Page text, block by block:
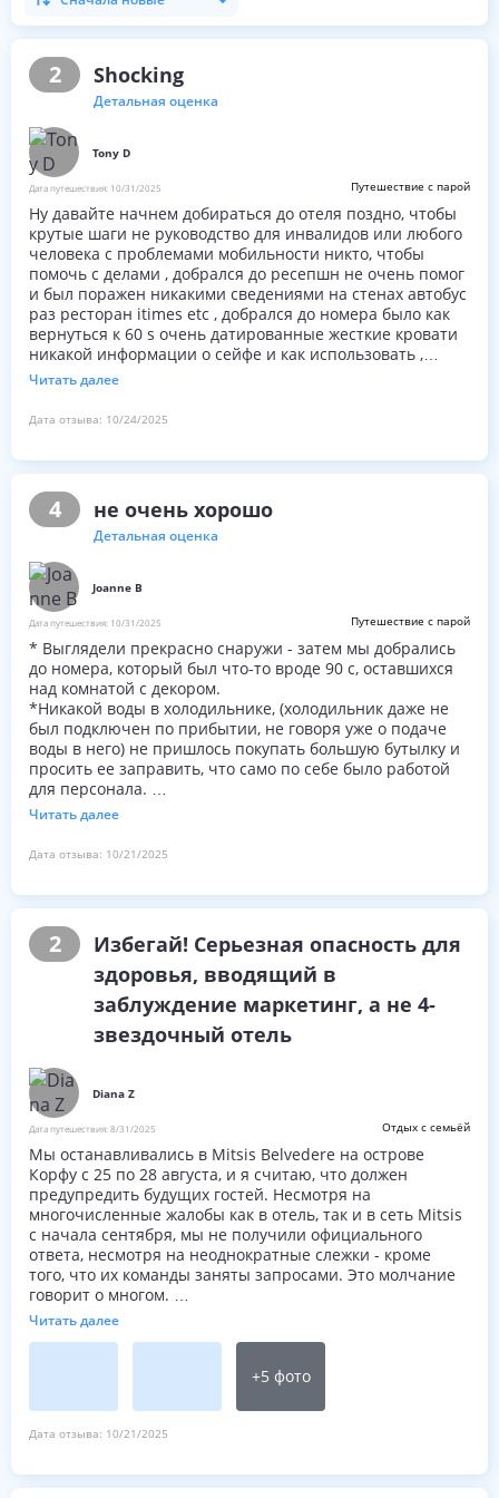
2 Shocking
Детальная оценка
Tony D
Дата путешествия: 10/31/2025 Путешествие с парой
Ну давайте начнем добираться до отеля поздно, чтобы
крутые шаги не руководство для инвалидов или любого
человека с проблемами мобильности никто, чтобы
помочь с делами , добрался до ресепшн не очень помог
и был поражен никакими сведениями на стенах автобус
раз ресторан itimes etc , добрался до номера было как
вернуться к 60 s очень датированные жесткие кровати
никакой информации о сейфе и как использовать ,
холодильник пустой нет воды там или любой желанной
информации для нас ,
Ресторан очень бедная та же еда каждый день
вы будете любить его там нагрузки о и не оставит вас в
покое ,
За последние 2 дня нет кофе в ресторане за завтраком
Думал попробовать коктейли
Попросили клубничный дачри не делайте этого
Pina colada не делайте этого , mojito не делайте то, что
общая потеря времени идет all inclusive ,
Также сказал, что закуски через день все, что мы
получили, это печенье , все, что я говорю не 3 звезды 2
на толчке , оставьте в покое не стоит денег
действительно разочарован
Не вернется, так что выбор за вами.
Читать далее
Дата отзыва: 10/24/2025
4 не очень хорошо
Детальная оценка
Joanne B
Дата путешествия: 10/31/2025 Путешествие с парой
* Выглядели прекрасно снаружи - затем мы добрались
до номера, который был что-то вроде 90 с, оставшихся
над комнатой с декором.
*Никакой воды в холодильнике, (холодильник даже не
был подключен по прибытии, не говоря уже о подаче
воды в него) не пришлось покупать большую бутылку и
просить ее заправить, что само по себе было работой
для персонала.
* Расположение было очень укромным, но был автобус в
город Корфу, который был довольно доступен в обе
стороны.
горячая еда, она была холодной, то, что было включено
во время обеда также было включено во время чая, это
не было хорошим каким-либо образом.
* Не понравился общий балкон с комнатой по
соседству.
*В меню нет известных/популярных коктейлей.
* Инструкций по использованию сейфа нет.
*Нет гостевого справочника в номере или на ресепшн
об отеле или близлежащих местах для посещения.
*Никаких дополнительных подушек нет
дополнительных одеял - довольно прохладно ночью и
поэтому пришлось использовать пляжное полотенце в
качестве дополнительного "одеяла".
*Отель должен был закрыться в день нашего отъезда, и
я надеюсь, что переход сети Mitsis действительно
повысит класс номеров до лучшего, чем у нас.
*Очень разочарован в целом и не вернется в будущем!
Читать далее
Дата отзыва: 10/21/2025
2
Избегай! Серьезная опасность для
здоровья, вводящий в
заблуждение маркетинг, а не 4-
звездочный отель
Diana Z
Дата путешествия:8/31/2025 Отдых с семьёй
Мы останавливались в Mitsis Belvedere на острове
Корфу с 25 по 28 августа, и я считаю, что должен
предупредить будущих гостей. Несмотря на
многочисленные жалобы как в отель, так и в сеть Mitsis
с начала сентября, мы не получили официального
ответа, несмотря на неоднократные слежки - кроме
того, что их команды заняты запросами. Это молчание
говорит о многом.
Мои пожилые родители заплатили значительную сумму
однако то, что они получили, было угрозой для здоровья
тоже поделились.
• Комната была темной, обращенной к бетонной стене и
Читать далее
+5 фото
Дата отзыва: 10/21/2025